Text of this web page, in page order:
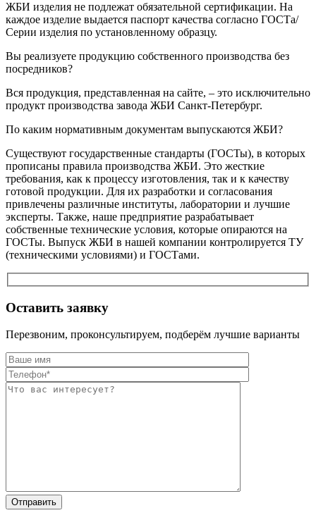
ЖБИ изделия не подлежат обязательной сертификации. На
каждое изделие выдается паспорт качества согласно ГОСТа/
Серии изделия по установленному образцу.
Вы реализуете продукцию собственного производства без
посредников?
Вся продукция, представленная на сайте, – это исключительно
продукт производства завода ЖБИ Санкт-Петербург.
По каким нормативным документам выпускаются ЖБИ?
Существуют государственные стандарты (ГОСТы), в которых
прописаны правила производства ЖБИ. Это жесткие
требования, как к процессу изготовления, так и к качеству
готовой продукции. Для их разработки и согласования
привлечены различные институты, лаборатории и лучшие
эксперты. Также, наше предприятие разрабатывает
собственные технические условия, которые опираются на
ГОСТы. Выпуск ЖБИ в нашей компании контролируется ТУ
(техническими условиями) и ГОСТами.
Оставить заявку
Перезвоним, проконсультируем, подберём лучшие варианты